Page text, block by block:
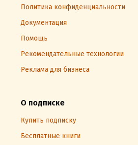
Политика конфиденциальности
Документация
Помощь
Рекомендательные технологии
Реклама для бизнеса
О подписке
Купить подписку
Бесплатные книги